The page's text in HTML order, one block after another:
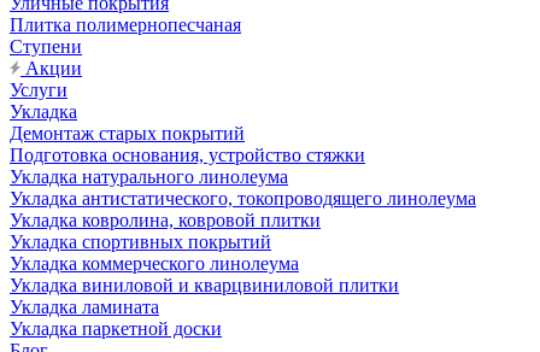
Плитка полимернопесчаная
Ступени
Акции
Услуги
Укладка
Демонтаж старых покрытий
Подготовка основания, устройство стяжки
Укладка натурального линолеума
Укладка антистатического, токопроводящего линолеума
Укладка ковролина, ковровой плитки
Укладка спортивных покрытий
Укладка коммерческого линолеума
Укладка виниловой и кварцвиниловой плитки
Укладка ламината
Укладка паркетной доски